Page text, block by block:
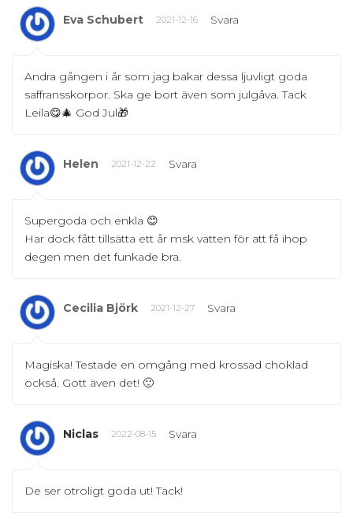
Eva Schubert 2021-12-16 Svara
Andra gången i år som jag bakar dessa ljuvligt goda
saffransskorpor. Ska ge bort även som julgåva. Tack
Leila😋🎄 God Jul🎁
Helen 2021-12-22 Svara
Supergoda och enkla 😊
Har dock fått tillsätta ett år msk vatten för att få ihop
degen men det funkade bra.
Cecilia Björk 2021-12-27 Svara
Magiska! Testade en omgång med krossad choklad
också. Gott även det! 🙂
Niclas 2022-08-15 Svara
De ser otroligt goda ut! Tack!